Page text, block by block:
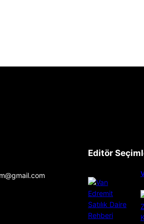
Editör